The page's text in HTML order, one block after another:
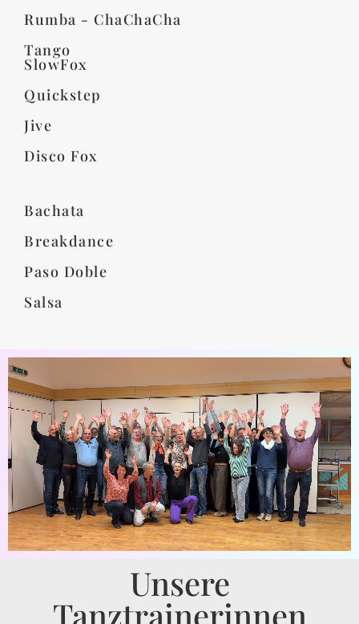
Rumba - ChaChaCha
Tango
SlowFox
Quickstep
Jive
Disco Fox
Bachata
Breakdance
Paso Doble
Salsa
Unsere
Tanztrainerinnen